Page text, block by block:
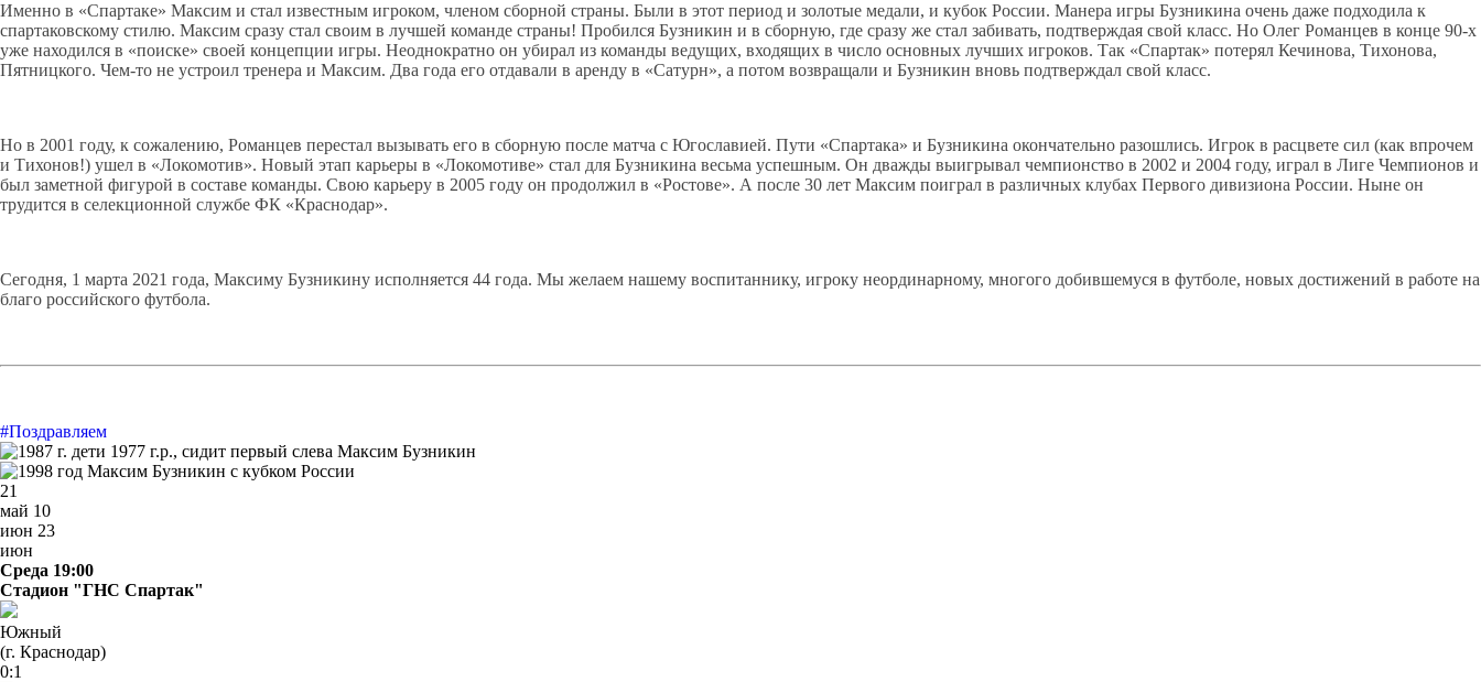
Именно в «Спартаке» Максим и стал известным игроком, членом сборной страны. Были в этот период и золотые медали, и кубок России. Манера игры Бузникина очень даже подходила к
спартаковскому стилю. Максим сразу стал своим в лучшей команде страны! Пробился Бузникин и в сборную, где сразу же стал забивать, подтверждая свой класс. Но Олег Романцев в конце 90-х
уже находился в «поиске» своей концепции игры. Неоднократно он убирал из команды ведущих, входящих в число основных лучших игроков. Так «Спартак» потерял Кечинова, Тихонова,
Пятницкого. Чем-то не устроил тренера и Максим. Два года его отдавали в аренду в «Сатурн», а потом возвращали и Бузникин вновь подтверждал свой класс.
Но в 2001 году, к сожалению, Романцев перестал вызывать его в сборную после матча с Югославией. Пути «Спартака» и Бузникина окончательно разошлись. Игрок в расцвете сил (как впрочем
и Тихонов!) ушел в «Локомотив». Новый этап карьеры в «Локомотиве» стал для Бузникина весьма успешным. Он дважды выигрывал чемпионство в 2002 и 2004 году, играл в Лиге Чемпионов и
был заметной фигурой в составе команды. Свою карьеру в 2005 году он продолжил в «Ростове». А после 30 лет Максим поиграл в различных клубах Первого дивизиона России. Ныне он
трудится в селекционной службе ФК «Краснодар».
Сегодня, 1 марта 2021 года, Максиму Бузникину исполняется 44 года. Мы желаем нашему воспитаннику, игроку неординарному, многого добившемуся в футболе, новых достижений в работе на
благо российского футбола.
#Поздравляем
21
май 10
июн 23
июн
Среда 19:00
Стадион "ГНС Спартак"
Южный
(г. Краснодар)
0:1